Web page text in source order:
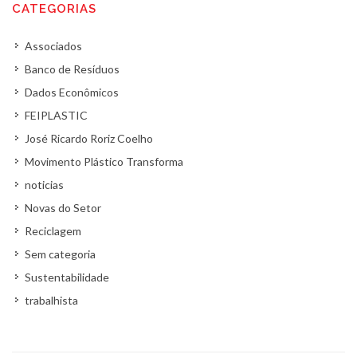
CATEGORIAS
Associados
Banco de Resíduos
Dados Econômicos
FEIPLASTIC
José Ricardo Roriz Coelho
Movimento Plástico Transforma
noticias
Novas do Setor
Reciclagem
Sem categoria
Sustentabilidade
trabalhista